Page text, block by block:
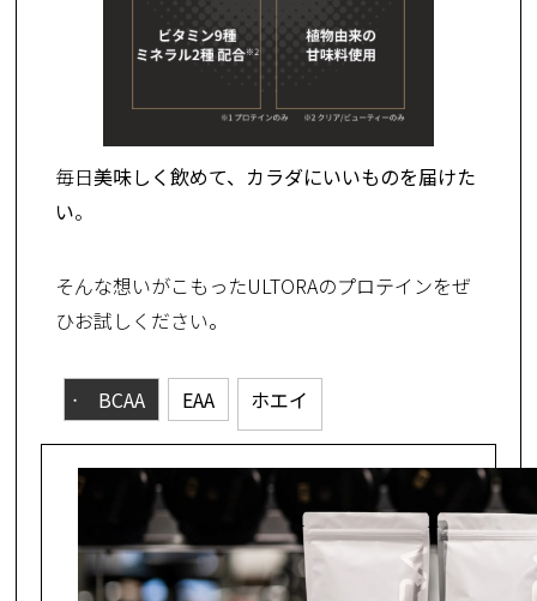
毎日美味しく飲めて、カラダにいいものを届けた
い。
そんな想いがこもったULTORAのプロテインをぜ
ひお試しください。
BCAA EAA ホエイ